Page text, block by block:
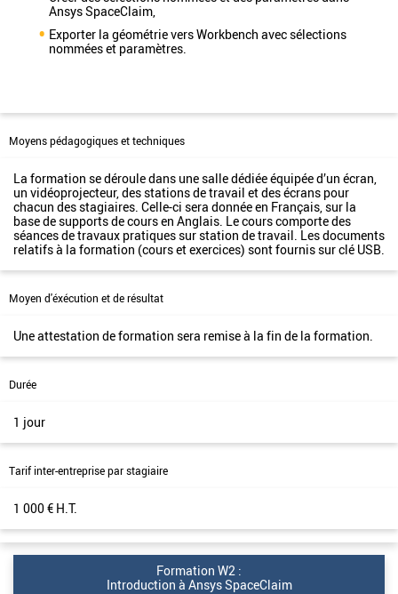
Ansys SpaceClaim,
Exporter la géométrie vers Workbench avec sélections
nommées et paramètres.
Moyens pédagogiques et techniques
La formation se déroule dans une salle dédiée équipée d’un écran,
un vidéoprojecteur, des stations de travail et des écrans pour
chacun des stagiaires. Celle-ci sera donnée en Français, sur la
base de supports de cours en Anglais. Le cours comporte des
séances de travaux pratiques sur station de travail. Les documents
relatifs à la formation (cours et exercices) sont fournis sur clé USB.
Moyen d'éxécution et de résultat
Une attestation de formation sera remise à la fin de la formation.
Durée
1 jour
Tarif inter-entreprise par stagiaire
1 000 € H.T.
Formation W2 :
Introduction à Ansys SpaceClaim